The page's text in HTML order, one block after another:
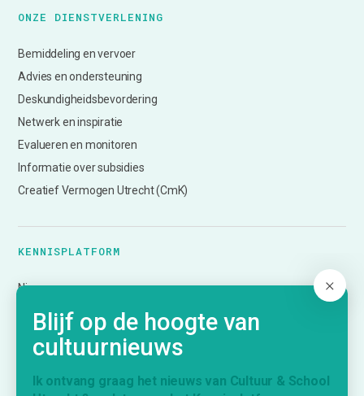
ONZE DIENSTVERLENING
Bemiddeling en vervoer
Advies en ondersteuning
Deskundigheidsbevordering
Netwerk en inspiratie
Evalueren en monitoren
Informatie over subsidies
Creatief Vermogen Utrecht (CmK)
KENNISPLATFORM
Nieuws
Agenda
Inspiratie
Vraag & Aanbod
Bijdrage indienen
Blijf op de hoogte van
cultuurnieuws
Ik ontvang graag het nieuws van Cultuur & School